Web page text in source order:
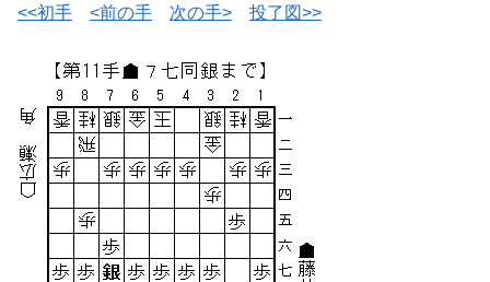
<<初手 <前の手 次の手> 投了図>>